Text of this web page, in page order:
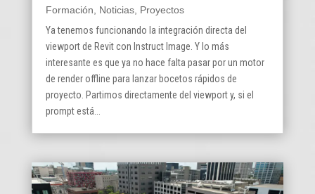
Formación
Noticias, Proyectos
Ya tenemos funcionando la integración directa del
viewport de Revit con Instruct Image. Y lo más
interesante es que ya no hace falta pasar por un motor
de render offline para lanzar bocetos rápidos de
proyecto. Partimos directamente del viewport y, si el
prompt está...